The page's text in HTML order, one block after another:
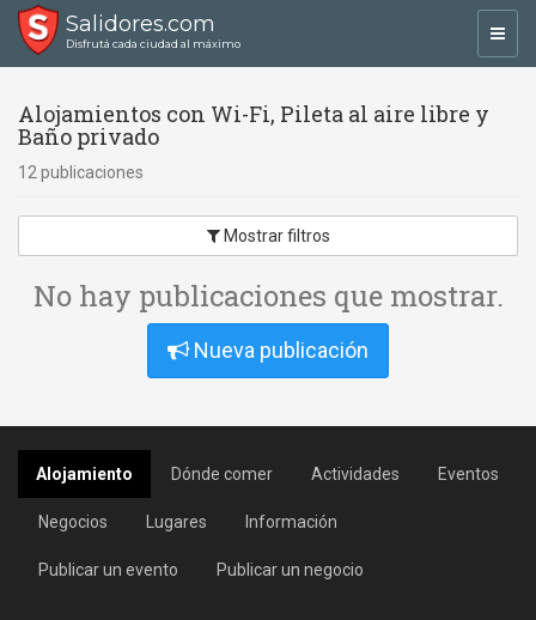
Salidores.com
Disfrutá cada ciudad al máximo
Alojamientos con Wi-Fi, Pileta al aire libre y
Baño privado
12 publicaciones
Mostrar filtros
No hay publicaciones que mostrar.
Nueva publicación
Alojamiento Dónde comer Actividades Eventos
Negocios Lugares Información
Publicar un evento Publicar un negocio